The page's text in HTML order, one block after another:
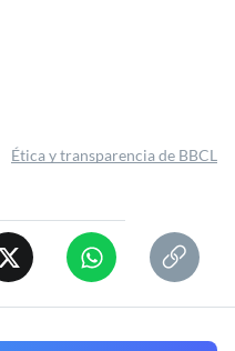
Ética y transparencia de BBCL